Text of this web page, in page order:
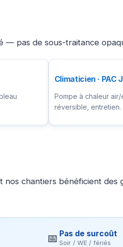
— pas de sous-traitance
Climaticien · PAC
Pompe à chaleur
réversible, entretien.
nos chantiers bénéficient des
📅 Pas de surcoût
Soir / WE / fériés